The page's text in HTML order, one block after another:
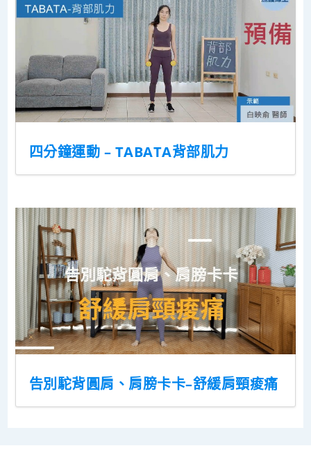
四分鐘運動 – TABATA背部肌力
告別駝背圓肩、肩膀卡卡–舒緩肩頸痠痛